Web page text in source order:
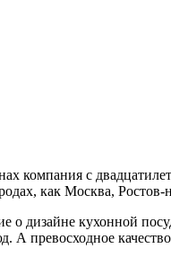
компания с
как Москва,
о дизайне кухонной
превосходное